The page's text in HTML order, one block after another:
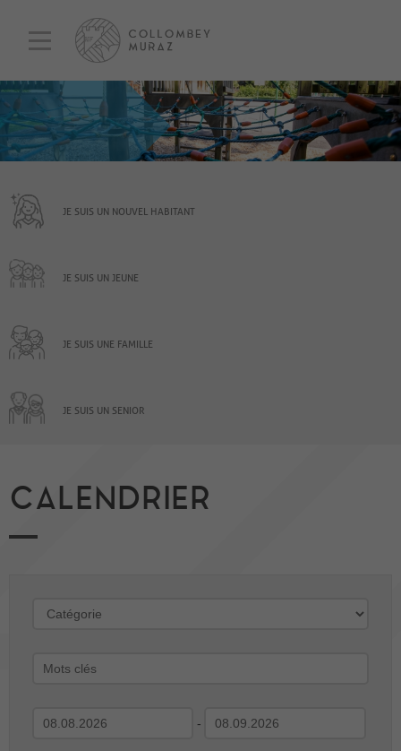
JE SUIS UN NOUVEL HABITANT
JE SUIS UN JEUNE
JE SUIS UNE FAMILLE
JE SUIS UN SENIOR
CALENDRIER
-